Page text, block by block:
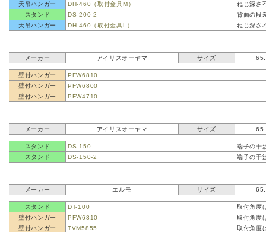
天吊ハンガー DH-460（取付金具M）
ねじ深さ
スタンド
DS-200-2
背面の段
天吊ハンガー
DH-460（取付金具L） ねじ深さ
メーカー アイリスオーヤマ サイズ
壁付ハンガー
PFW6810
壁付ハンガー
PFW6800
壁付ハンガー
PFW4710
メーカー アイリスオーヤマ サイズ
スタンド DS-150
端子の干
スタンド
DS-150-2 端子の干
メーカー エルモ サイズ
スタンド DT-100
取付角度
壁付ハンガー
PFW6810
取付角度
壁付ハンガー
TVM5855 取付角度